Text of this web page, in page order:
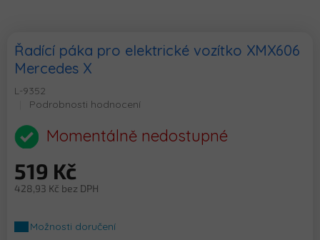
Řadící páka pro elektrické vozítko XMX606
Mercedes X
L-9352
Průměrné
produktu
je
z
5
Podrobnosti hodnocení
Momentálně nedostupné
519 Kč
428,93 Kč bez DPH
cena:Možnosti doručení